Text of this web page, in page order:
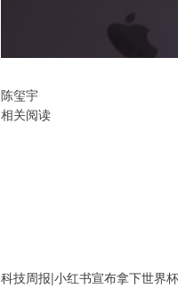
陈玺宇
相关阅读
科技周报|小红书宣布拿下世界